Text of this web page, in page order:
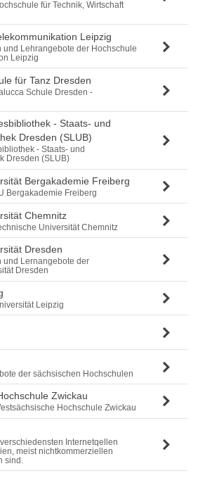
für Technik, Wirtschaft
Leipzig
und Lehrangebote der Hochschule
Leipzig
für Tanz Dresden
Schule Dresden -
- Staats- und
Dresden (SLUB)
- Staats- und
Dresden (SLUB)
Bergakademie Freiberg
Bergakademie Freiberg
Chemnitz
Universität Chemnitz
Dresden
und Lernangebote der
Dresden
Leipzig
der sächsischen Hochschulen
Zwickau
Hochschule Zwickau
Internetqellen
meist nichtkommerziellen
sind.